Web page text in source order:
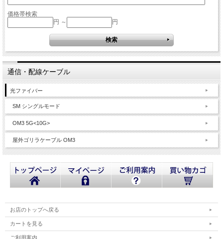
価格帯検索
円 ～
円
通信・配線ケーブル
光ファイバー
SM シングルモード
OM3 5G<10G>
屋外ゴリラケーブル OM3
お店のトップへ戻る
カートを見る
ご利用案内